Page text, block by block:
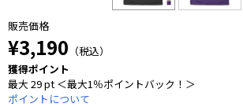
販売価格
¥3,190 （税込）
獲得ポイント
最大 29 pt ＜最大1％ポイントバック！＞
ポイントについて